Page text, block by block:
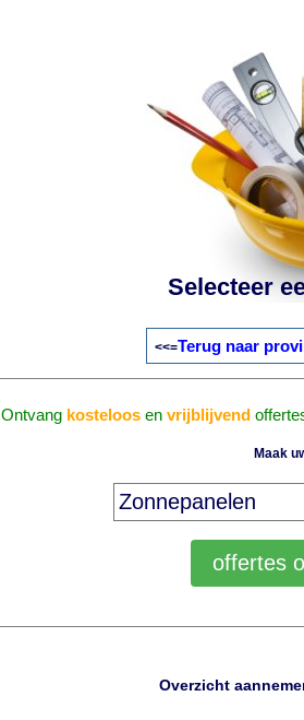
Selecteer
<<=Terug naar
Ontvang kosteloos envrijblijvend
Maak
Overzicht